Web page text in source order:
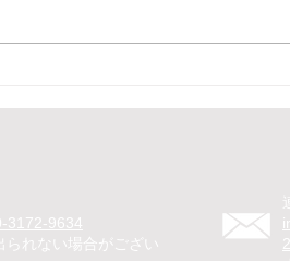
ベントで
ント マジ
を笑顔に
3172-9634
られない場合がござい